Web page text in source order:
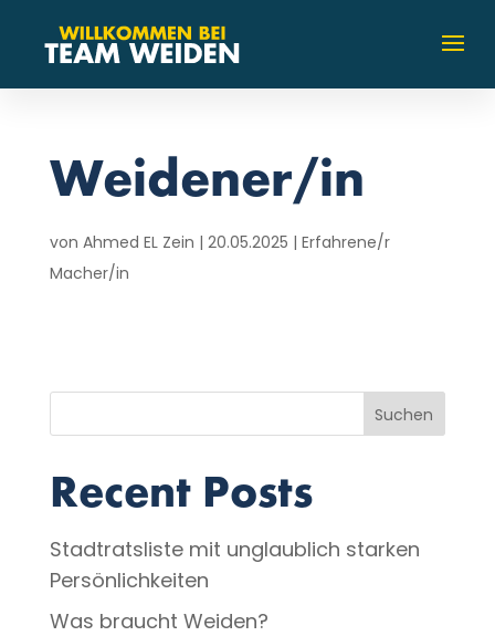
Weidener/in
von Ahmed EL Zein | 20.05.2025 | Erfahrene/r
Macher/in
Suchen
Recent Posts
Stadtratsliste mit unglaublich starken
Persönlichkeiten
Was braucht Weiden?